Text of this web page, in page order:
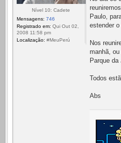
Nível 10: Cadete
Mensagens: 746
Registrado em: Qui Out 02,
2008 11:58 pm
Localização: #MeuPerú
Paulo,
estender
Nos
manhã,
Parque da
Todos
Abs